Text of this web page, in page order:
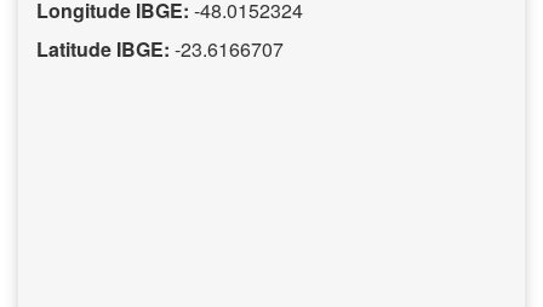
Longitude IBGE: -48.0152324
Latitude IBGE: -23.6166707